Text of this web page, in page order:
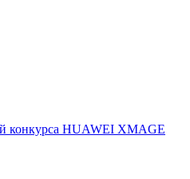
конкурса HUAWEI XMAGE